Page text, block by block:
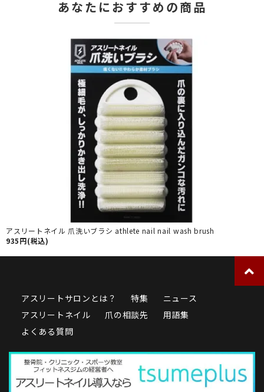
あなたにおすすめの商品
アスリートネイル 爪洗いブラシ athlete nail nail wash brush
935円(税込)
アスリートサロンとは？ 特集
ニュース
アスリートネイル
爪の相談先
用語集
よくある質問